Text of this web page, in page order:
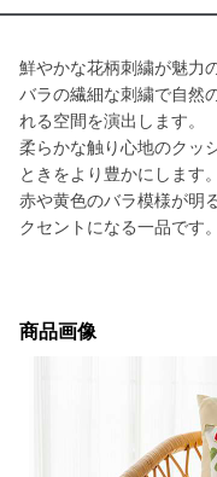
鮮やかな花柄刺繍が魅力
バラの繊細な刺繍で自然
れる空間を演出します。
柔らかな触り心地のクッ
ときをより豊かにします。
赤や黄色のバラ模様が明
クセントになる一品です。
商品画像